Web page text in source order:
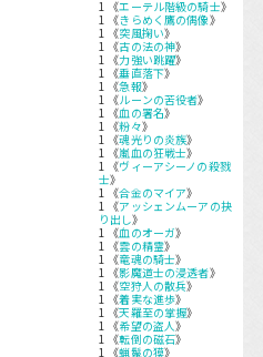
1 《エーテル階級の騎士》
1 《きらめく鷹の偶像》
1 《突風掬い》
1 《古の法の神》
1 《力強い跳躍》
1 《垂直落下》
1 《急報》
1 《ルーンの苦役者》
1 《血の署名》
1 《粉々》
1 《魂光りの炎族》
1 《嵐血の狂戦士》
1 《ヴィーアシーノの殺戮
士》
1 《合金のマイア》
1 《アッシェンムーアの抉
り出し》
1 《血のオーガ》
1 《雲の精霊》
1 《竜魂の騎士》
1 《影魔道士の浸透者》
1 《空狩人の散兵》
1 《着実な進歩》
1 《天羅至の掌握》
1 《希望の盗人》
1 《転倒の磁石》
1 《蝋鬣の獏》